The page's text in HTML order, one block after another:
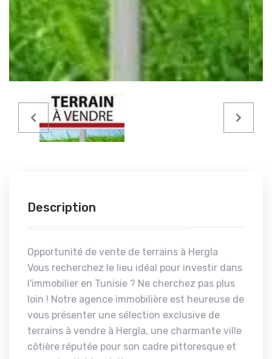
Description
Opportunité de vente de terrains à Hergla
Vous recherchez le lieu idéal pour investir dans
l'immobilier en Tunisie ? Ne cherchez pas plus
loin ! Notre agence immobilière est heureuse de
vous présenter une sélection exclusive de
terrains à vendre à Hergla, une charmante ville
côtière réputée pour son cadre pittoresque et